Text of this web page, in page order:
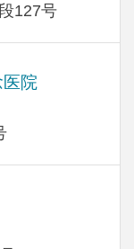
127号
院